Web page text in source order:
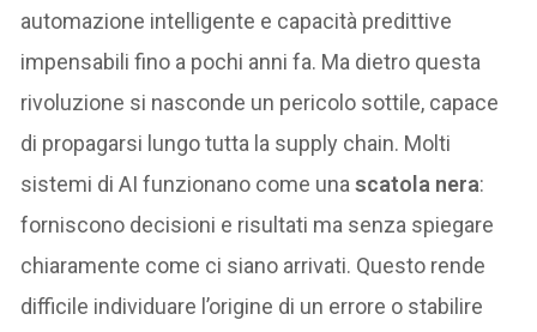
automazione intelligente e capacità predittive
impensabili fino a pochi anni fa. Ma dietro questa
rivoluzione si nasconde un pericolo sottile, capace
di propagarsi lungo tutta la supply chain. Molti
sistemi di AI funzionano come unascatola nera:
forniscono decisioni e risultati ma senza spiegare
chiaramente come ci siano arrivati. Questo rende
difficile individuare l’origine di un errore o stabilire